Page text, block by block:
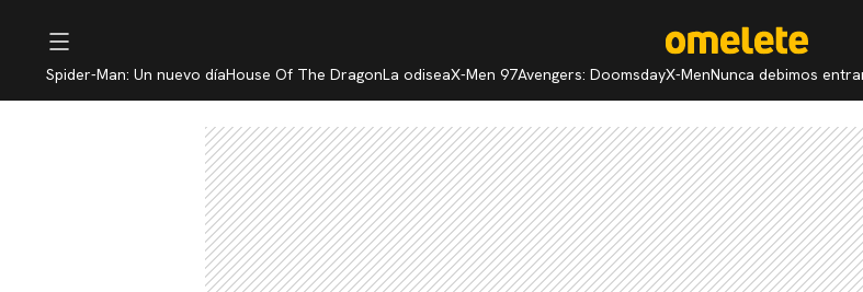
Spider-Man: Un nuevo díaHouse Of The DragonLa odiseaX-Men 97Avengers: DoomsdayX-MenNunca debimos